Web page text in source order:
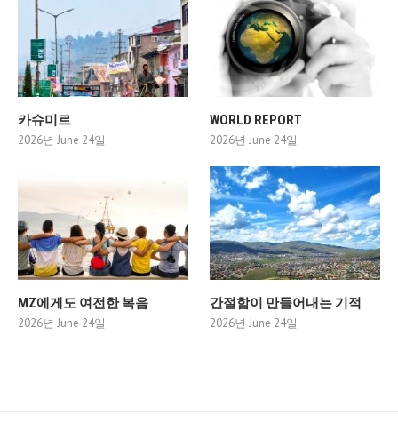
카슈미르
2026년 June 24일
WORLD REPORT
2026년 June 24일
MZ에게도 여전한 복음
2026년 June 24일
간절함이 만들어내는 기적
2026년 June 24일